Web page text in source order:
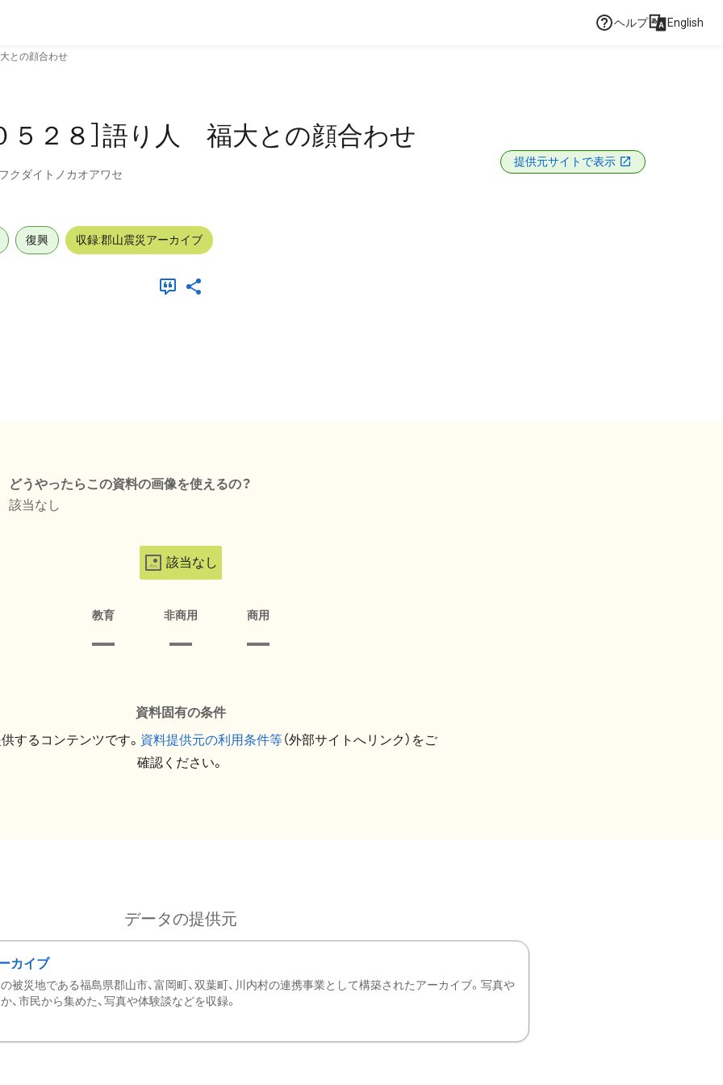
ヘルプ English
との顔合わせ
５２８］語り人 福大との顔合わせ
クダイトノカオアワセ
提供元サイトで表示
復興 収録:郡山震災アーカイブ
どうやったらこの資料の画像を使えるの？
該当なし
該当なし
教育 非商用 商用
資料固有の条件
するコンテンツです。 資料提供元の利用条件等（外部サイトへリンク）をご
確認ください。
データの提供元
カイブ
被災地である福島県郡山市、富岡町、双葉町、川内村の連携事業として構築されたアーカイブ。写真や
、市民から集めた、写真や体験談などを収録。